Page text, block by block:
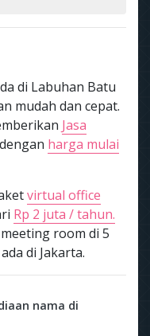
di Labuhan Batu
mudah dan cepat.
Jasa
dengan harga mulai
virtual office
Rp 2 juta / tahun.
room di 5
di Jakarta.
nama di